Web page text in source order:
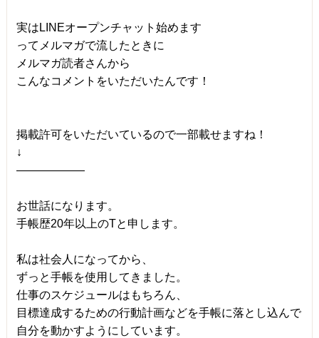
実はLINEオープンチャット始めます
ってメルマガで流したときに
メルマガ読者さんから
こんなコメントをいただいたんです！
掲載許可をいただいているので一部載せますね！
↓
――――――
お世話になります。
手帳歴20年以上のTと申します。
私は社会人になってから、
ずっと手帳を使用してきました。
仕事のスケジュールはもちろん、
目標達成するための行動計画などを手帳に落とし込んで
自分を動かすようにしています。